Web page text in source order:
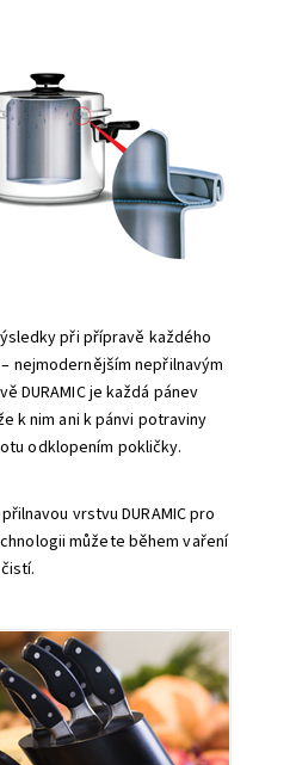
při přípravě každého
nejmodernějším nepřilnavým
je každá pánev
k nim ani k pánvi potraviny
odklopením pokličky.
vrstvu DURAMIC pro
můžete během vaření